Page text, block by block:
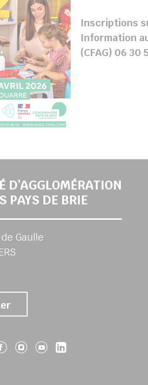
Inscriptions
Information
(CFAG) 06 30
D’AGGLOMÉRATION
PAYS DE BRIE
Gaulle
Suivez-nous sur
Suivez-nous sur
Suivez-nous sur
Suivez-nous